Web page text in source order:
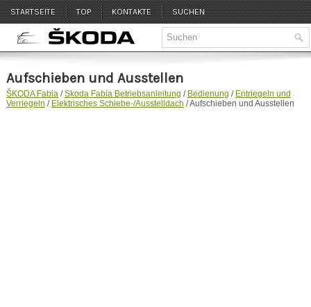
STARTSEITE TOP KONTAKTE SUCHEN
Aufschieben und Ausstellen
ŠKODA Fabia/Skoda Fabia Betriebsanleitung / Bedienung / Entriegeln und
Verriegeln / Elektrisches Schiebe-/Ausstelldach / Aufschieben und Ausstellen